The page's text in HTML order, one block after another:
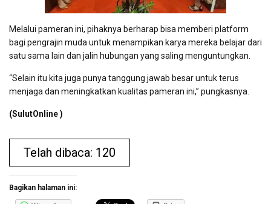
Melalui pameran ini, pihaknya berharap bisa memberi platform
bagi pengrajin muda untuk menampikan karya mereka belajar dari
satu sama lain dan jalin hubungan yang saling menguntungkan.
“Selain itu kita juga punya tanggung jawab besar untuk terus
menjaga dan meningkatkan kualitas pameran ini,” pungkasnya.
(SulutOnline )
Telah dibaca: 120
Bagikan halaman ini: